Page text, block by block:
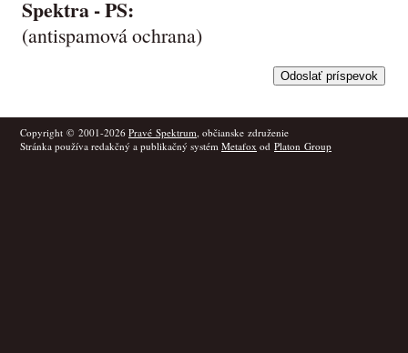
Spektra -PS:
(antispamová ochrana)
Copyright © 2001-2026 Pravé Spektrum, občianske združenie
Stránka používa redakčný a publikačný systém Metafox od Platon Group